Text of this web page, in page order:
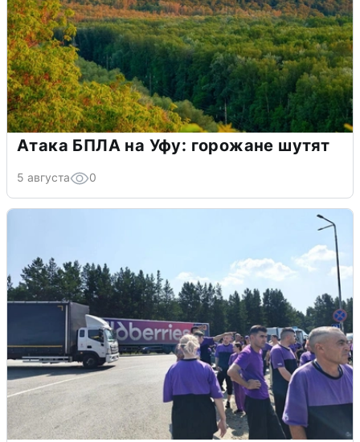
Атака БПЛА на Уфу: горожане шутят
5 августа 0